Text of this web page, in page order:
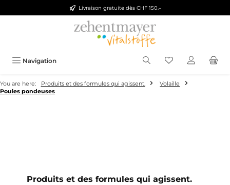
Livraison gratuite dès CHF 150.–
Navigation You have 0
You are here: Produits et des formules qui agissent.
Volaille
Poules pondeuses
Produits et des formules qui agissent.